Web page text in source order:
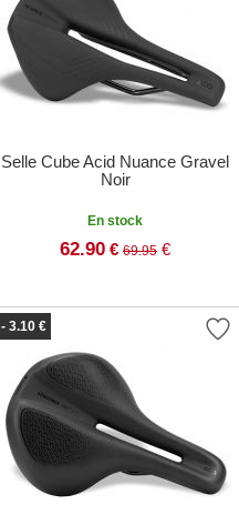
Selle Cube Acid Nuance Gravel
Noir
En stock
62.90 € 69.95 €
- 3.10 €